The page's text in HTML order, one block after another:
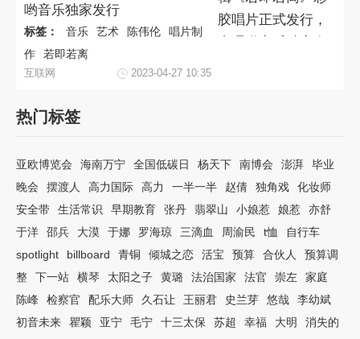
哟音乐独家发行
标签： 音乐 艺术 陈伟伦
唱片制
作
若即若离
互联网 2023-04-27 10:35
热门标签
亚欧博览会 海南万宁 全国低碳日 杨天下 南博会 澎湃
毕业
晚会
摆渡人 高力国际 高力 一半一半 赵倩 独角戏
化妆师
安全带
生活常识 早期教育 张丹 翡翠山 小娘惹 娘惹
亦舒
于洋
邵兵 大漠 于娜 罗海琼 三滴血 周渝民 t恤
自行车
spotlight
billboard 青铜 倾城之恋 活宝 预算 合伙人
预算调
整
下一站 横琴 太阳之子 黄璐 法治国家 法官 崇左
家庭
陈峰
检察官 配乐大师 久石让 王丽君 史兰芽 悠哉
李幼斌
初音未来
瞿颖 亚宁 毛宁 十三太保 苏超 幸福 大明
消失的